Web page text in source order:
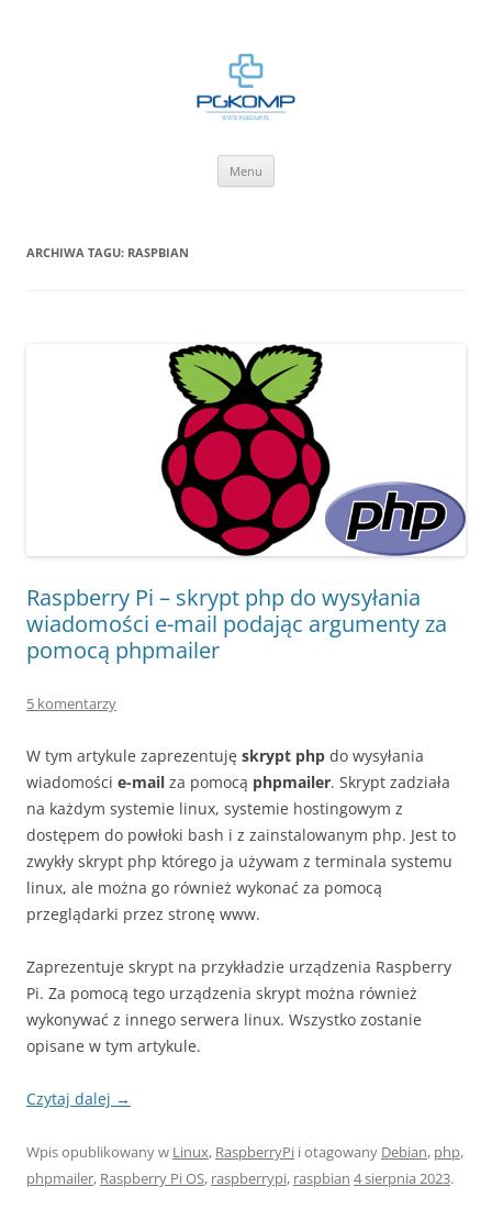
Menu
ARCHIWA TAGU: RASPBIAN
Raspberry Pi – skrypt php do wysyłania
wiadomości e-mail podając argumenty za
pomocą phpmailer
5 komentarzy
W tym artykule zaprezentuję skrypt php do wysyłania
wiadomości e-mail za pomocą phpmailer. Skrypt zadziała
na każdym systemie linux, systemie hostingowym z
dostępem do powłoki bash i z zainstalowanym php. Jest to
zwykły skrypt php którego ja używam z terminala systemu
linux, ale można go również wykonać za pomocą
przeglądarki przez stronę www.
Zaprezentuje skrypt na przykładzie urządzenia Raspberry
Pi. Za pomocą tego urządzenia skrypt można również
wykonywać z innego serwera linux. Wszystko zostanie
opisane w tym artykule.
Czytaj dalej →
Wpis opublikowany w Linux, RaspberryPi i otagowany Debian, php,
phpmailer, Raspberry Pi OS, raspberrypi, raspbian 4 sierpnia 2023.